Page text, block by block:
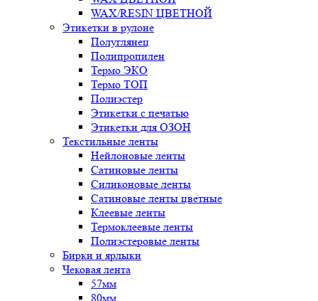
WAX/RESIN ЦВЕТНОЙ
Этикетки в рулоне
Полуглянец
Полипропилен
Термо ЭКО
Термо ТОП
Полиэстер
Этикетки с печатью
Этикетки для ОЗОН
Текстильные ленты
Нейлоновые ленты
Сатиновые ленты
Силиконовые ленты
Сатиновые ленты цветные
Клеевые ленты
Термоклеевые ленты
Полиэстеровые ленты
Бирки и ярлыки
Чековая лента
57мм
80мм